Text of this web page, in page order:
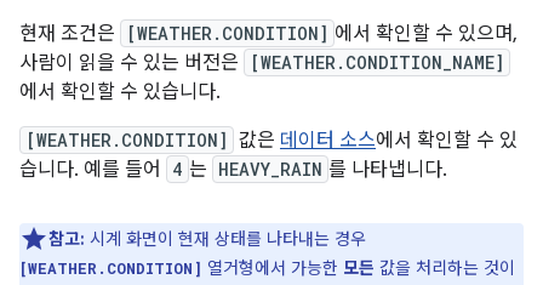
현재 조건은 [WEATHER.CONDITION] 에서 확인할 수 있으며,
사람이 읽을 수 있는 버전은
[WEATHER.CONDITION_NAME]
에서 확인할 수 있습니다.
[WEATHER.CONDITION] 값은 데이터 소스에서 확인할 수 있
습니다. 예를 들어
4 는 HEAVY_RAIN 를 나타냅니다.
참고: 시계 화면이 현재 상태를 나타내는 경우
[WEATHER.CONDITION] 열거형에서 가능한 모든 값을 처리하는 것이